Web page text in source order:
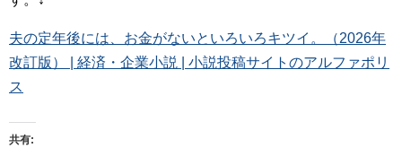
夫の定年後には、お金がないといろいろキツイ。（2026年
改訂版） | 経済・企業小説 | 小説投稿サイトのアルファポリ
ス
共有: